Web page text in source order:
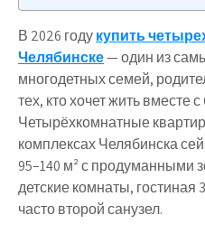
В 2026 годукупить
Челябинске— один из
многодетных семей,
тех, кто хочет жить
Четырёхкомнатные
комплексах Челябинска
95–140 м² с продуманными
детские комнаты, гостиная
часто второй санузел.